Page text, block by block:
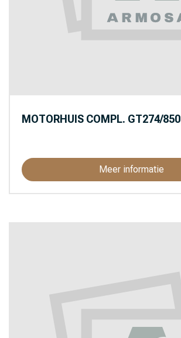
MOTORHUIS COMPL. GT274/850
Meer informatie